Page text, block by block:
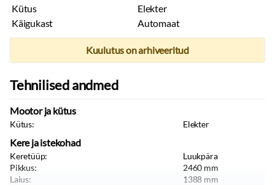
Kütus
Elekter
Käigukast
Automaat
Kuulutus on arhiveeritud
Tehnilised andmed
Mootor ja kütus
Kütus: Elekter
Kere ja istekohad
Keretüüp:
Luukpära
Pikkus:
2460 mm
Laius:
1388 mm